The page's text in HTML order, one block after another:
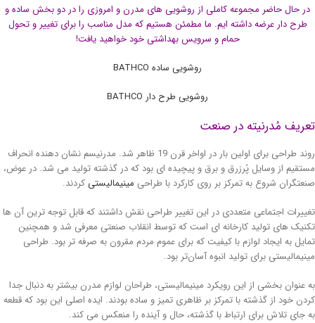
در حال حاضر مجموعه کاملی از روشویی های مدرن و امروزی را در دو بخش ساده و
طرح دار عرضه داشته ایم. ما مطمئن هستیم که مدل مناسب را برای تغییر و تحول
حمام و سرویس بهداشتی خود خواهید یافت!
روشویی ساده BATHCO
روشویی طرح دار BATHCO
مُدرنیته در صنعت
روند طراحی برای اولین بار در اواخر قرن 19 ظاهر شد. مدرنیسم نشان دهنده انحراف
از وسایل پُرزرق و برق و پیچیده ای بود که در گذشته تولید می شد. در عوض،
شروع به تمرکز بر روی کارکرد با طراحیمینیمالیستیکردند.
اجتماعی متعددی در این تغییر طراحی نقش داشتند که قابل توجه ترین آن ها
های تولید کارخانه ای است که توسط انقلاب صنعتی معرفی شد و همچنین
به ایجاد لوازم با کیفیت که برای عموم مردم مقرون به صرفه تر بود. طراحی
برای تولید انبوه آسان‌تر بود.
عنوان بخشی از این رویکرد مینیمالیستی، طراحان لوازم مدرن بیشتر به دنبال جدا
خود از گذشته با تمرکز بر ظاهری تمیز و ساده بودند. ایده اصلی این بود که قطعه
جای تلاش برای ارتباط با گذشته، حال و آینده را منعکس می کند.